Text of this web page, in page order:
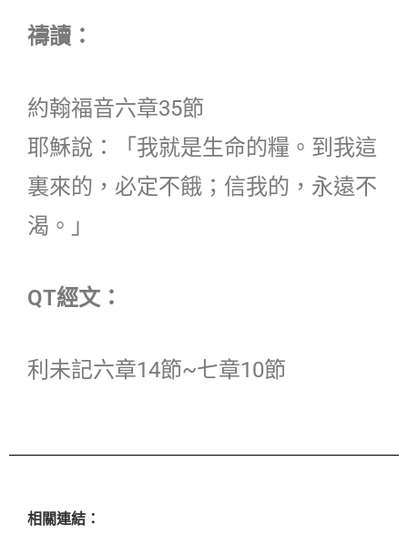
禱讀：
約翰福音六章35節
耶穌說：「我就是生命的糧。到我這
裏來的，必定不餓；信我的，永遠不
渴。」
QT經文：
利未記六章14節~七章10節
相關連結：